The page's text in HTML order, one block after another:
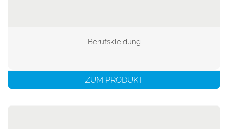
Berufskleidung
ZUM PRODUKT